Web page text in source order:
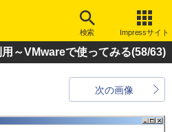
検索 Impressサイト
～VMwareで使ってみる(58/63)
次の画像